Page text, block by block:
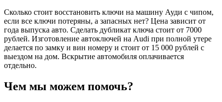
Сколько стоит восстановить ключи на машину Ауди с чипом,
если все ключи потеряны, а запасных нет? Цена зависит от
года выпуска авто. Сделать дубликат ключа стоит от 7000
рублей. Изготовление автоключей на Audi при полной утере
делается по замку и вин номеру и стоит от 15 000 рублей с
выездом на дом. Вскрытие автомобиля оплачивается
отдельно.
Чем мы можем помочь?